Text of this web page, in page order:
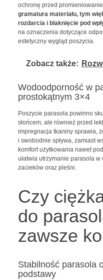
ochronę przed
gramatura materiału, tym
rozdarcia i blaknięcie pod
na oznaczenia dotyczące
estetyczny wygląd poszycia.
Zobacz także:
Wodoodporność w
prostokątnym 3×4
Poszycie parasola powinno
słońcem, ale również przed
impregnacja tkaniny sprawia,
i swobodnie spływa, zamiast
komfort użytkowania nawet
ułatwia utrzymanie parasola
zacieków oraz pleśni.
Czy
do
zawsze
Stabilność parasola
podstawy